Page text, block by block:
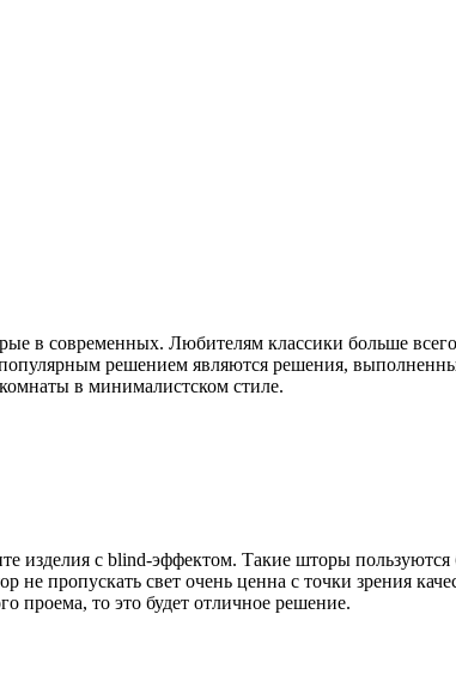
в современных. Любителям классики больше
решением являются решения,
в минималистском стиле.
изделия с blind-эффектом. Такие шторы
пропускать свет очень ценна с точки зрения
проема, то это будет отличное решение.